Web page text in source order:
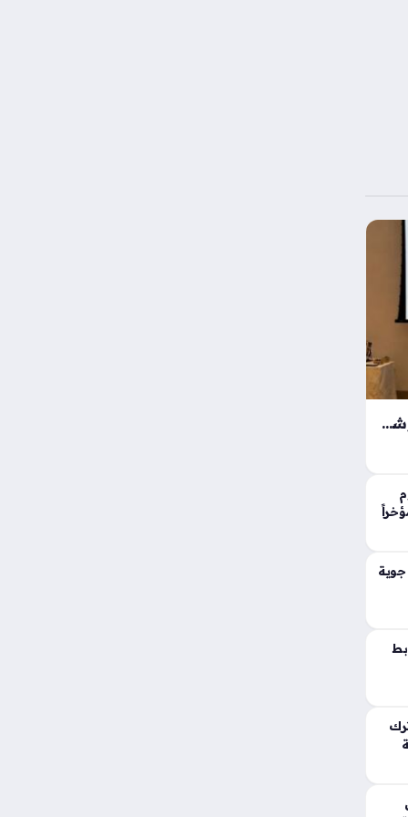
شراكة دفاعية استراتيجية بين الإمارات وشركة Leonardo DRS لتعزيز القدرات السيادية للقيادة والسيطرة
جوية